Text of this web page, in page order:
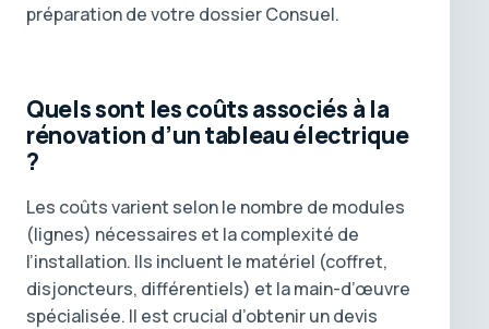
préparation de votre dossier Consuel.
Quels sont les coûts associés à la
rénovation d’un tableau électrique
?
Les coûts varient selon le nombre de modules
(lignes) nécessaires et la complexité de
l’installation. Ils incluent le matériel (coffret,
disjoncteurs, différentiels) et la main-d’œuvre
spécialisée. Il est crucial d’obtenir un devis